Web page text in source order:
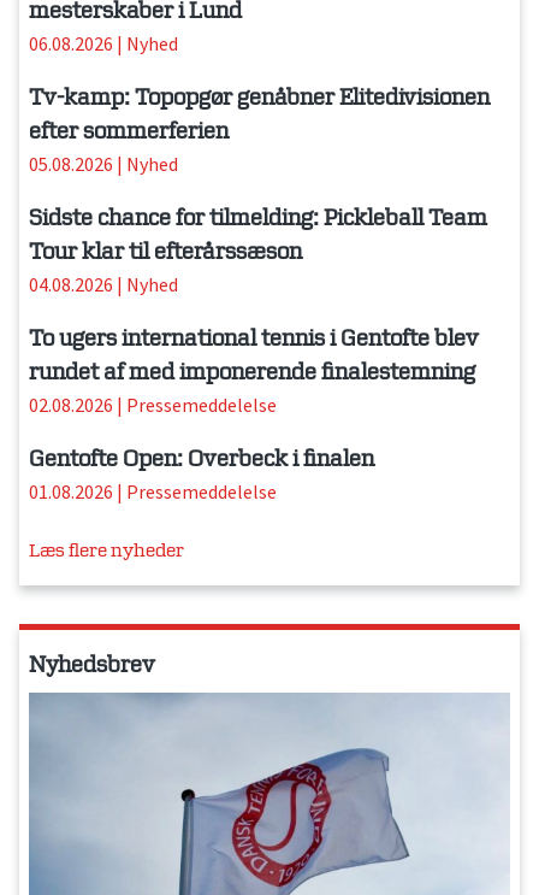
mesterskaber i Lund
06.08.2026 | Nyhed
Tv-kamp: Topopgør genåbner Elitedivisionen
efter sommerferien
05.08.2026 | Nyhed
Sidste chance for tilmelding: Pickleball Team
Tour klar til efterårssæson
04.08.2026 | Nyhed
To ugers international tennis i Gentofte blev
rundet af med imponerende finalestemning
02.08.2026 | Pressemeddelelse
Gentofte Open: Overbeck i finalen
01.08.2026 | Pressemeddelelse
Læs flere nyheder
Nyhedsbrev